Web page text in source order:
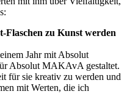
Flaschen zu Kunst werden
Jahr mit Absolut
Absolut MAKAvA gestaltet.
für sie kreativ zu werden und
mit Werten, die ich